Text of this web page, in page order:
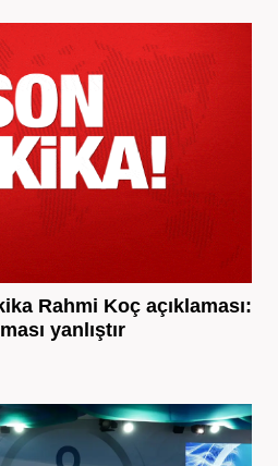
Rahmi Koç açıklaması:
yanlıştır